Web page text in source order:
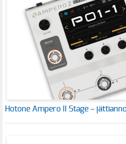
Hotone Ampero II Stage –